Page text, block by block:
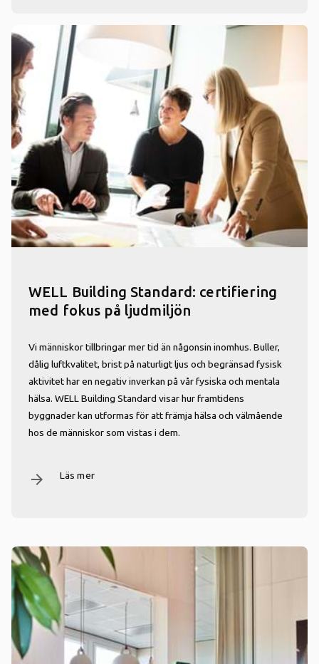
WELL Building Standard: certifiering
med fokus på ljudmiljön
Vi människor tillbringar mer tid än någonsin inomhus. Buller,
dålig luftkvalitet, brist på naturligt ljus och begränsad fysisk
aktivitet har en negativ inverkan på vår fysiska och mentala
hälsa. WELL Building Standard visar hur framtidens
byggnader kan utformas för att främja hälsa och välmående
hos de människor som vistas i dem.
arrow_forward Läs mer